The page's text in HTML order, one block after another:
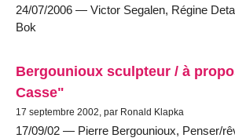
24/07/2006 — Victor Segalen, Régine
Bok
Bergounioux sculpteur / à
Casse"
17 septembre 2002, par Ronald Klapka
17/09/02 — Pierre Bergounioux, Penser/